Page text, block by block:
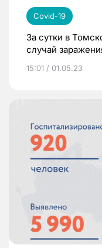
Covid-19
За сутки в
случай
15:01 / 01.05.23